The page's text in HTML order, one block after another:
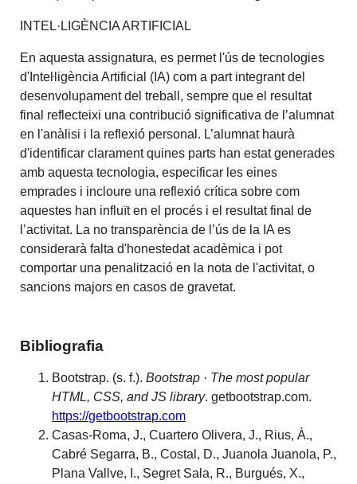
INTEL·LIGÈNCIA ARTIFICIAL
En aquesta assignatura, es permet l'ús de tecnologies
d'Inteŀligència Artificial (IA) com a part integrant del
desenvolupament del treball, sempre que el resultat
final reflecteixi una contribució significativa de l’alumnat
en l'anàlisi i la reflexió personal. L’alumnat haurà
d'identificar clarament quines parts han estat generades
amb aquesta tecnologia, especificar les eines
emprades i incloure una reflexió crítica sobre com
aquestes han influït en el procés i el resultat final de
l’activitat. La no transparència de l’ús de la IA es
considerarà falta d'honestedat acadèmica i pot
comportar una penalització en la nota de l'activitat, o
sancions majors en casos de gravetat.
Bibliografia
Bootstrap. (s. f.).Bootstrap · The most popular
HTML, CSS, and JS library. getbootstrap.com.
https://getbootstrap.com
Casas-Roma, J., Cuartero Olivera, J., Rius, À.,
Cabré Segarra, B., Costal, D., Juanola Juanola, P.,
Plana Vallve, I., Segret Sala, R., Burgués, X.,